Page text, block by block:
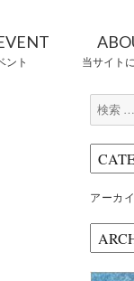
ント 当サイト
検
索:
アーカ
ー
カ